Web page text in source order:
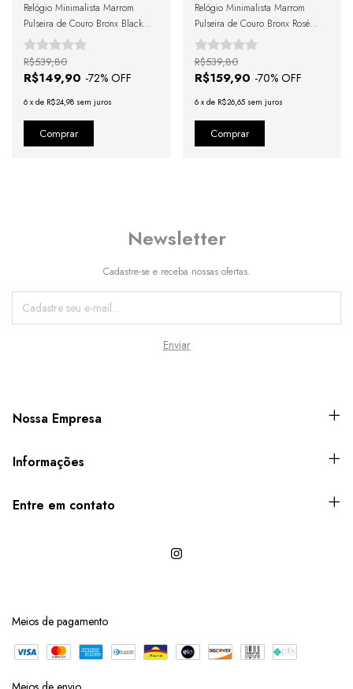
Relógio Minimalista Marrom
Pulseira de Couro Bronx Black
Rosé Gold 40mm
R$149,90 -72% OFF
R$539,80
6 x de R$24,98 sem juros
Relógio Minimalista Marrom
Pulseira de Couro Bronx Rosé
Gold 40mm
R$159,90 -70% OFF
R$539,80
6 x de R$26,65 sem juros
Newsletter
Cadastre-se e receba nossas ofertas.
Nossa Empresa
Informações
Entre em contato
Meios de pagamento